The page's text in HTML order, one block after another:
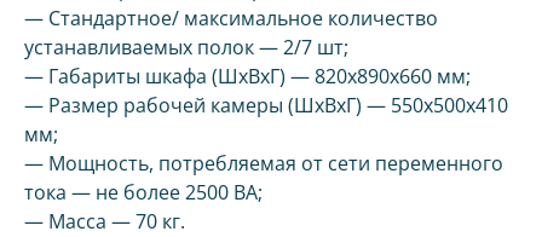
— Стандартное/ максимальное количество
устанавливаемых полок — 2/7 шт;
— Габариты шкафа (ШxВхГ) — 820х890х660 мм;
— Размер рабочей камеры (ШxВхГ) — 550х500х410
мм;
— Мощность, потребляемая от сети переменного
тока — не более 2500 ВА;
— Масса — 70 кг.